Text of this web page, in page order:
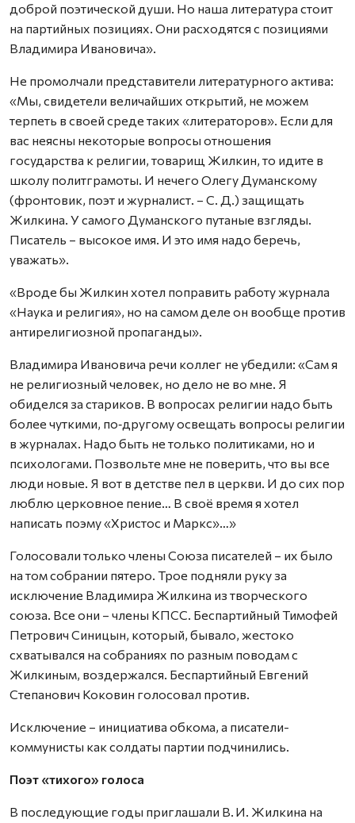
доброй поэтической души. Но наша литература стоит
на партийных позициях. Они расходятся с позициями
Владимира Ивановича».
Не промолчали представители литературного актива:
«Мы, свидетели величайших открытий, не можем
терпеть в своей среде таких «литераторов». Если для
вас неясны некоторые вопросы отношения
государства к религии, товарищ Жилкин, то идите в
школу политграмоты. И нечего Олегу Думанскому
(фронтовик, поэт и журналист. – С. Д.) защищать
Жилкина. У самого Думанского путаные взгляды.
Писатель – высокое имя. И это имя надо беречь,
уважать».
«Вроде бы Жилкин хотел поправить работу журнала
«Наука и религия», но на самом деле он вообще против
антирелигиозной пропаганды».
Владимира Ивановича речи коллег не убедили: «Сам я
не религиозный человек, но дело не во мне. Я
обиделся за стариков. В вопросах религии надо быть
более чуткими, по‑другому освещать вопросы религии
в журналах. Надо быть не только политиками, но и
психологами. Позвольте мне не поверить, что вы все
люди новые. Я вот в детстве пел в церкви. И до сих пор
люблю церковное пение… В своё время я хотел
написать поэму «Христос и Маркс»…»
Голосовали только члены Союза писателей – их было
на том собрании пятеро. Трое подняли руку за
исключение Владимира Жилкина из творческого
союза. Все они – члены КПСС. Беспартийный Тимофей
Петрович Синицын, который, бывало, жестоко
схватывался на собраниях по разным поводам с
Жилкиным, воздержался. Беспартийный Евгений
Степанович Коковин голосовал против.
Исключение – инициатива обкома, а писатели-
коммунисты как солдаты партии подчинились.
Поэт «тихого» голоса
В последующие годы приглашали В. И. Жилкина на